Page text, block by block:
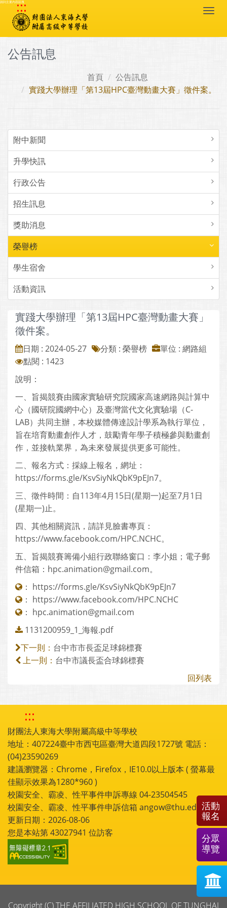
跳到主要內容區塊
:::
公告訊息
首頁
公告訊息
實踐大學辦理「第13屆HPC臺灣動畫大賽」徵件案。
附中新聞
升學快訊
行政公告
招生訊息
獎助消息
榮譽榜
學生宿舍
活動資訊
實踐大學辦理「第13屆HPC臺灣動畫大賽」
徵件案。
日期 : 2024-05-27 分類 : 榮譽榜
單位 : 網路組
點閱 : 1423
說明：
一、旨揭競賽由國家實驗研究院國家高速網路與計算中
心（國研院國網中心）及臺灣當代文化實驗場（C-
LAB）共同主辦，本校媒體傳達設計學系為執行單位，
旨在培育動畫創作人才，鼓勵青年學子積極參與動畫創
作，並接軌業界，為未來發展提供更多可能性。
二、報名方式：採線上報名，網址：
https://forms.gle/KsvSiyNkQbK9pEJn7。
三、徵件時間：自113年4月15日(星期一)起至7月1日
(星期一)止。
四、其他相關資訊，請詳見臉書專頁：
https://www.facebook.com/HPC.NCHC。
五、旨揭競賽籌備小組行政聯絡窗口：李小姐；電子郵
件信箱：hpc.animation@gmail.com。
： https://forms.gle/KsvSiyNkQbK9pEJn7
： https://www.facebook.com/HPC.NCHC
： hpc.animation@gmail.com
1131200959_1_海報.pdf
下一則： 台中市市長盃足球錦標賽
上一則： 台中市議長盃合球錦標賽
回列表
:::
財團法人東海大學附屬高級中等學校
地址：407224臺中市西屯區臺灣大道四段1727號 電話：
(04)23590269
建議瀏覽器：Chrome，Firefox，IE10.0以上版本 ( 螢幕最
佳顯示效果為1280*960 )
校園安全、霸凌、性平事件申訴專線 04-23504545
校園安全、霸凌、性平事件申訴信箱 angow@thu.edu.tw
更新日期：2026-08-06
您是本站第43027941 位訪客
Copyright (C) THE AFFILIATED HIGH SCHOOL OF TUNGHAI
活動
報名
分眾
導覽